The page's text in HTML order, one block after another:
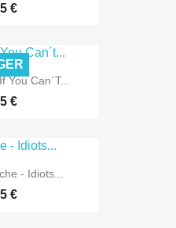
€
You Can´t...
€
- Idiots...
€